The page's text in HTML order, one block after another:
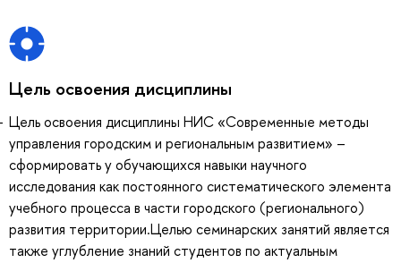
Цель освоения дисциплины
Цель освоения дисциплины НИС «Современные методы
управления городским и региональным развитием» –
сформировать у обучающихся навыки научного
исследования как постоянного систематического элемента
учебного процесса в части городского (регионального)
развития территории.Целью семинарских занятий является
также углубление знаний студентов по актуальным